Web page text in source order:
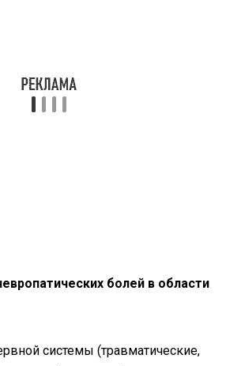
болей в области
системы (травматические,